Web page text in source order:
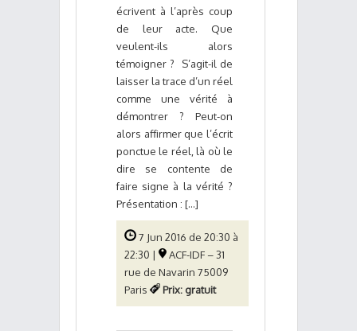
écrivent à l’après coup
de leur acte. Que
veulent-ils alors
témoigner ? S’agit-il de
laisser la trace d’un réel
comme une vérité à
démontrer ? Peut-on
alors affirmer que l’écrit
ponctue le réel, là où le
dire se contente de
faire signe à la vérité ?
Présentation : [...]
7 Jun 2016 de 20:30 à
22:30 |
ACF-IDF – 31
rue de Navarin 75009
Paris
Prix: gratuit